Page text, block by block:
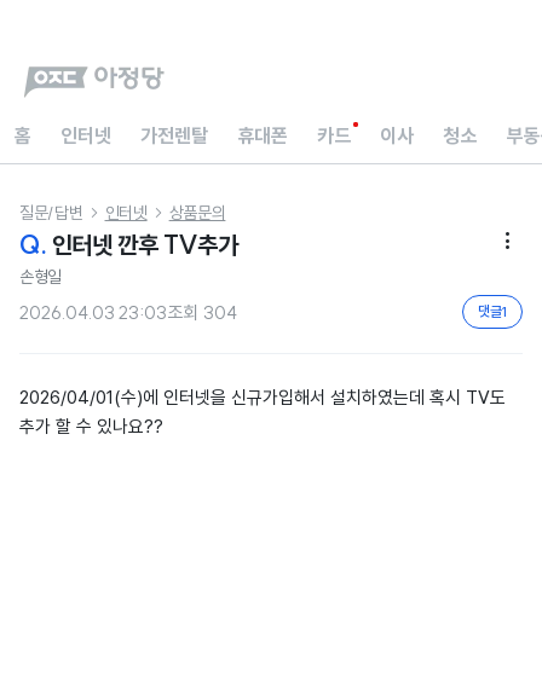
홈 인터넷 가전렌탈 휴대폰 카드 이사 청소 부
질문/답변  인터넷  상품문의
Q. 인터넷 깐후 TV추가 
손형일
2026.04.03 23:03조회 304 댓글1
2026/04/01(수)에 인터넷을 신규가입해서 설치하였는데 혹시 TV도
추가 할 수 있나요??